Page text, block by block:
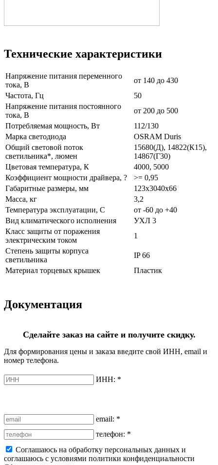
Технические характеристики
Напряжение питания переменного
тока, В
от 140 до 430
Частота, Гц
50
Напряжение питания постоянного
тока, В
от 200 до 500
Потребляемая мощность, Вт
112/130
Марка светодиода
OSRAM Duris
Общий световой поток
светильника*, люмен
15680(Д), 14822(К15),
14867(Г30)
Цветовая температура, К
4000, 5000
Коэффициент мощности драйвера, ?
>= 0,95
Габаритные размеры, мм
123x3040x66
Масса, кг
3,2
Температура эксплуатации, С
от -60 до +40
Вид климатического исполнения
УХЛ 3
Класс защиты от поражения
электрическим током
1
Степень защиты корпуса
светильника
IP 66
Материал торцевых крышек
Пластик
Документация
Сделайте заказ на сайте и получите скидку.
Для формирования цены и заказа введите свой ИНН, email и
номер телефона.
ИНН: *
email: *
телефон: *
Соглашаюсь на обработку персональных данных и
соглашаюсь с условиями политики конфиденциальности